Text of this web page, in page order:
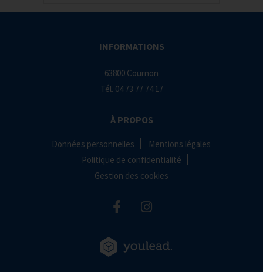
INFORMATIONS
63800 Cournon
Tél. 04 73 77 74 17
À PROPOS
Données personnelles
Mentions légales
Politique de confidentialité
Gestion des cookies